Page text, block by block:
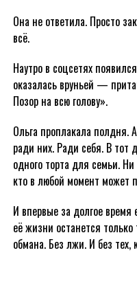
Она не ответила. Просто
всё.
Наутро в соцсетях
оказалась вруньей —
Позор на всю голову».
Ольга проплакала полдня.
ради них. Ради себя. В тот
одного торта для семьи. Ни
кто в любой момент может
И впервые за долгое время
её жизни останется
обмана. Без лжи. И без тех,